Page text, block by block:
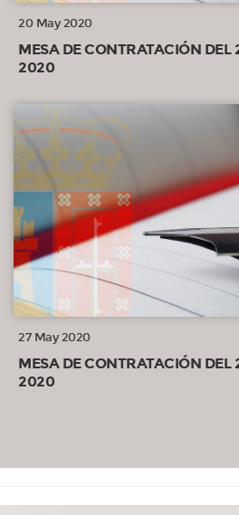
20 May 2020
MESA DE CONTRATACIÓN DEL
2020
27 May 2020
MESA DE CONTRATACIÓN DEL
2020